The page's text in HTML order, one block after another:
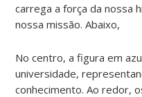
carrega a força da nossa
nossa missão. Abaixo,
No centro, a figura em
universidade,
conhecimento. Ao redor,